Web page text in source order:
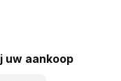
uw aankoop